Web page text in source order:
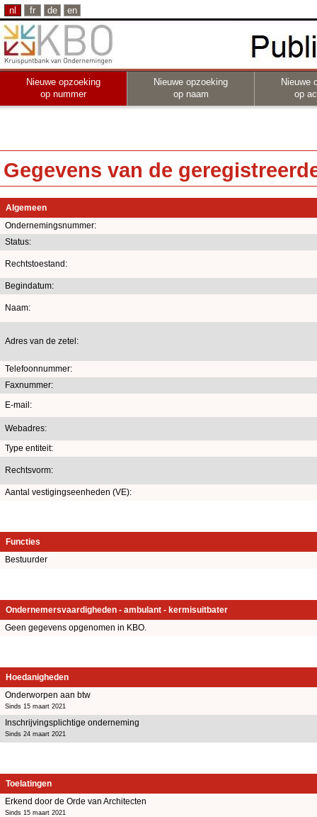
nl fr de en
Nieuwe opzoeking
op nummer
Nieuwe opzoeking
op naam
Nieuwe
op
Gegevens van de
Algemeen
Ondernemingsnummer:
Status:
Rechtstoestand:
Begindatum:
Naam:
Adres van de zetel:
Telefoonnummer:
Faxnummer:
E-mail:
Webadres:
Type entiteit:
Rechtsvorm:
Aantal vestigingseenheden (VE):
Functies
Bestuurder
Ondernemersvaardigheden - ambulant - kermisuitbater
Geen gegevens opgenomen in KBO.
Hoedanigheden
Onderworpen aan btw
Sinds 15 maart 2021
Inschrijvingsplichtige onderneming
Sinds 24 maart 2021
Toelatingen
Erkend door de Orde van Architecten
Sinds 15 maart 2021